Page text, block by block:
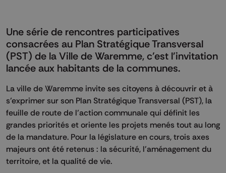
Une série de rencontres participatives
consacrées au Plan Stratégique Transversal
(PST) de la Ville de Waremme, c'est l'invitation
lancée aux habitants de la communes.
La ville de Waremme invite ses citoyens à découvrir et à
s’exprimer sur son Plan Stratégique Transversal (PST), la
feuille de route de l’action communale qui définit les
grandes priorités et oriente les projets menés tout au long
de la mandature. Pour la législature en cours, trois axes
majeurs ont été retenus : la sécurité, l'aménagement du
territoire, et la qualité de vie.